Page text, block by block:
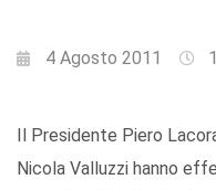
4 Agosto 2011
Il Presidente Piero
Nicola Valluzzi hanno